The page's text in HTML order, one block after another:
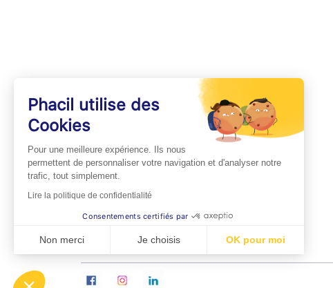
INFOS PRATIQUES
Professionnels de Santé
Espace Pharmaciens
Foire aux questions
Phacil utilise des
Cookies
Pour une meilleure expérience. Ils nous
permettent de personnaliser votre navigation et d'analyser notre
trafic, tout simplement.
Lire la politique de confidentialité
Consentements certifiés par
Non merci Je choisis OK pour moi
Axeptio consent
Plateforme de Gestion du Consentement :